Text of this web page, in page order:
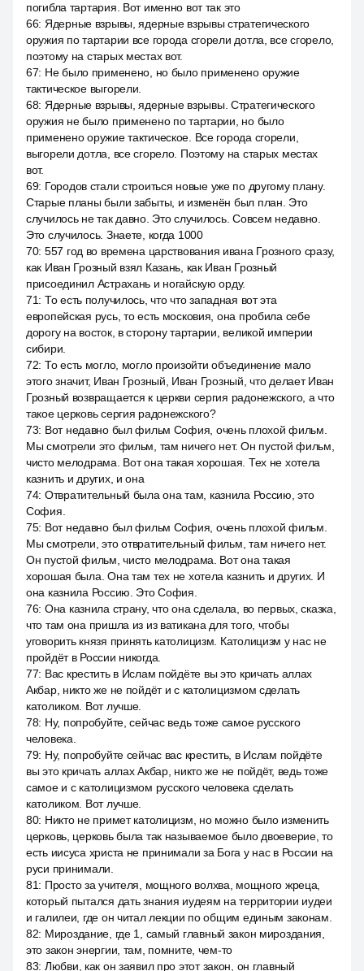
погибла тартария. Вот именно вот так это
66: Ядерные взрывы, ядерные взрывы стратегического
оружия по тартарии все города сгорели дотла, все сгорело,
поэтому на старых местах вот.
67: Не было применено, но было применено оружие
тактическое выгорели.
68: Ядерные взрывы, ядерные взрывы. Стратегического
оружия не было применено по тартарии, но было
применено оружие тактическое. Все города сгорели,
выгорели дотла, все сгорело. Поэтому на старых местах
вот.
69: Городов стали строиться новые уже по другому плану.
Старые планы были забыты, и изменён был план. Это
случилось не так давно. Это случилось. Совсем недавно.
Это случилось. Знаете, когда 1000
70: 557 год во времена царствования ивана Грозного сразу,
как Иван Грозный взял Казань, как Иван Грозный
присоединил Астрахань и ногайскую орду.
71: То есть получилось, что что западная вот эта
европейская русь, то есть московия, она пробила себе
дорогу на восток, в сторону тартарии, великой империи
сибири.
72: То есть могло, могло произойти объединение мало
этого значит, Иван Грозный, Иван Грозный, что делает Иван
Грозный возвращается к церкви сергия радонежского, а что
такое церковь сергия радонежского?
73: Вот недавно был фильм София, очень плохой фильм.
Мы смотрели это фильм, там ничего нет. Он пустой фильм,
чисто мелодрама. Вот она такая хорошая. Тех не хотела
казнить и других, и она
74: Отвратительный была она там, казнила Россию, это
София.
75: Вот недавно был фильм София, очень плохой фильм.
Мы смотрели, это отвратительный фильм, там ничего нет.
Он пустой фильм, чисто мелодрама. Вот она такая
хорошая была. Она там тех не хотела казнить и других. И
она казнила Россию. Это София.
76: Она казнила страну, что она сделала, во первых, сказка,
что там она пришла из из ватикана для того, чтобы
уговорить князя принять католицизм. Католицизм у нас не
пройдёт в России никогда.
77: Вас крестить в Ислам пойдёте вы это кричать аллах
Акбар, никто же не пойдёт и с католицизмом сделать
католиком. Вот лучше.
78: Ну, попробуйте, сейчас ведь тоже самое русского
человека.
79: Ну, попробуйте сейчас вас крестить, в Ислам пойдёте
вы это кричать аллах Акбар, никто же не пойдёт, ведь тоже
самое и с католицизмом русского человека сделать
католиком. Вот лучше.
80: Никто не примет католицизм, но можно было изменить
церковь, церковь была так называемое было двоеверие, то
есть иисуса христа не принимали за Бога у нас в России на
руси принимали.
81: Просто за учителя, мощного волхва, мощного жреца,
который пытался дать знания иудеям на территории иудеи
и галилеи, где он читал лекции по общим единым законам.
82: Мироздание, где 1, самый главный закон мироздания,
это закон энергии, там, помните, чем-то
83: Любви, как он заявил про этот закон, он главный